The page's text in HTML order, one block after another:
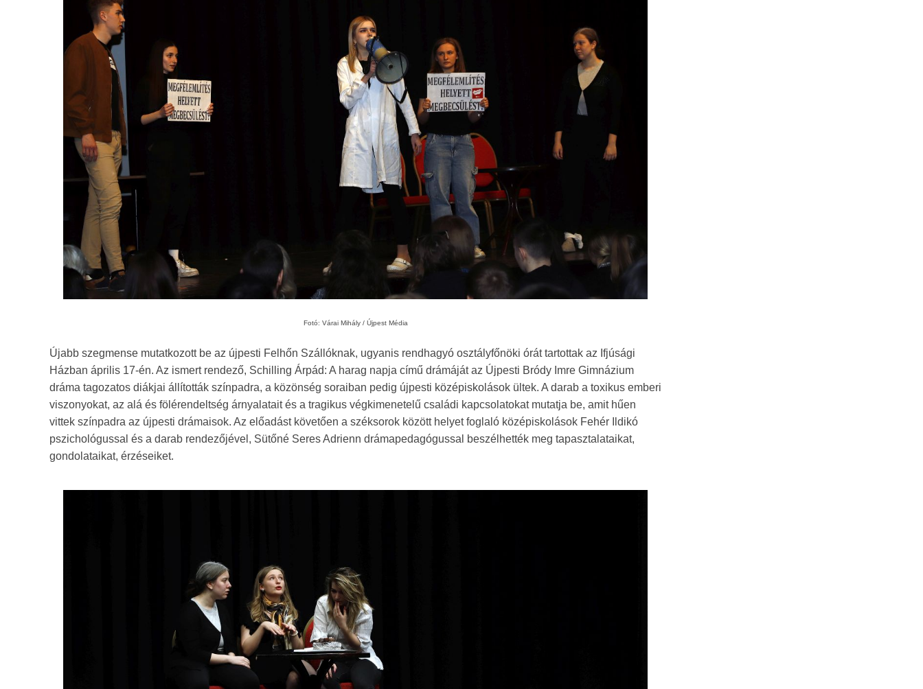
Fotó: Várai Mihály / Újpest Média
Újabb szegmense mutatkozott be az újpesti Felhőn Szállóknak, ugyanis rendhagyó osztályfőnöki órát tartottak az Ifjúsági
Házban április 17-én. Az ismert rendező, Schilling Árpád: A harag napja című drámáját az Újpesti Bródy Imre Gimnázium
dráma tagozatos diákjai állították színpadra, a közönség soraiban pedig újpesti középiskolások ültek. A darab a toxikus emberi
viszonyokat, az alá és fölérendeltség árnyalatait és a tragikus végkimenetelű családi kapcsolatokat mutatja be, amit hűen
vittek színpadra az újpesti drámaisok. Az előadást követően a széksorok között helyet foglaló középiskolások Fehér Ildikó
pszichológussal és a darab rendezőjével, Sütőné Seres Adrienn drámapedagógussal beszélhették meg tapasztalataikat,
gondolataikat, érzéseiket.